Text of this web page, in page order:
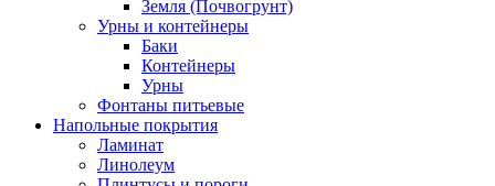
Земля (Почвогрунт)
Урны и контейнеры
Баки
Контейнеры
Урны
Фонтаны питьевые
Напольные покрытия
Ламинат
Линолеум